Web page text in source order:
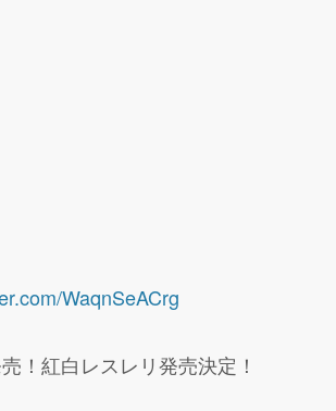
WaqnSeACrg
！紅白レスレリ発売決定！